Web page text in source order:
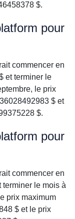
$.
pour
commencer en
et terminer le
le prix
$ et
$.
pour
commencer en
le mois à
prix maximum
$ et le prix